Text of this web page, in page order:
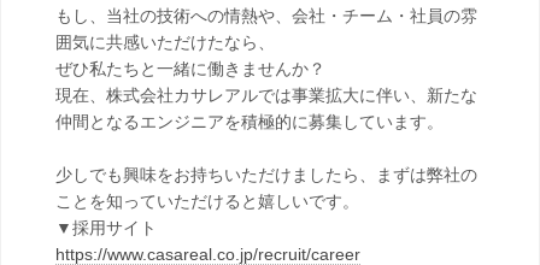
もし、当社の技術への情熱や、会社・チーム・社員の雰
囲気に共感いただけたなら、
ぜひ私たちと一緒に働きませんか？
現在、株式会社カサレアルでは事業拡大に伴い、新たな
仲間となるエンジニアを積極的に募集しています。
少しでも興味をお持ちいただけましたら、まずは弊社の
ことを知っていただけると嬉しいです。
▼採用サイト
https://www.casareal.co.jp/recruit/career